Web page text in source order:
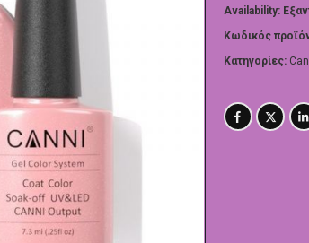
Availability:
Κωδικός
Κατηγορίες: